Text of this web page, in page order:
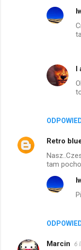
I
Retro
tam
Marcin 6